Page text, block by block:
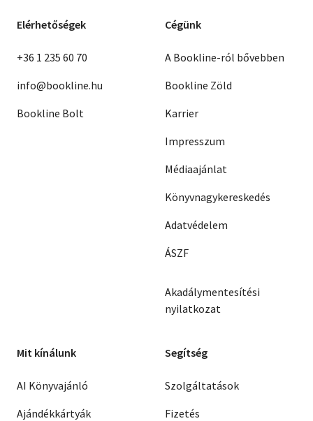
Elérhetőségek
+36 1 235 60 70
info@bookline.hu
Bookline Bolt
Cégünk
A Bookline-ról bővebben
Bookline Zöld
Karrier
Impresszum
Médiaajánlat
Könyvnagykereskedés
Adatvédelem
ÁSZF
Akadálymentesítési
nyilatkozat
Mit kínálunk
AI Könyvajánló
Ajándékkártyák
Segítség
Szolgáltatások
Fizetés